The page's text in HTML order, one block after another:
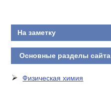
На заметку
Основные разделы сайта
Физическая химия